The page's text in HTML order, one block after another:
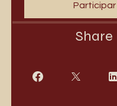
Participar
Share